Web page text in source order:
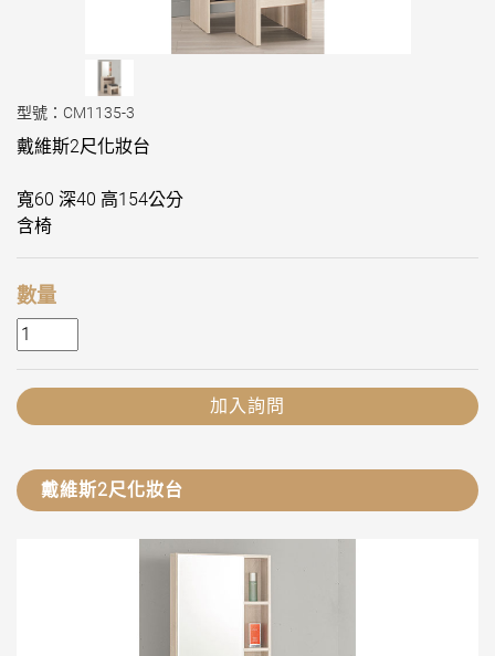
型號：CM1135-3
戴維斯2尺化妝台
寬60 深40 高154公分
含椅
數量
加入詢問
戴維斯2尺化妝台